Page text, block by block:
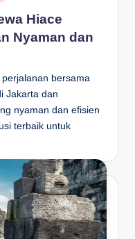
Hiace
Nyaman dan
bersama
Jakarta dan
nyaman dan efisien
terbaik untuk